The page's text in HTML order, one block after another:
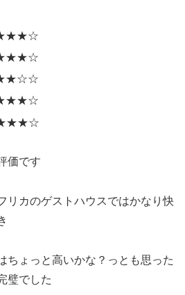
価です
リカのゲストハウスではかなり快
ちょっと高いかな？っとも思った
璧でした